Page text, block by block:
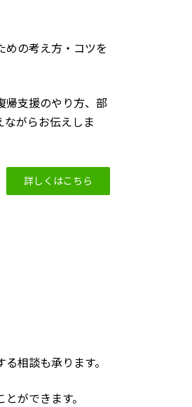
めの考え方・コツを
帰支援のやり方、部
がらお伝えしま
詳しくはこちら
相談も承ります。
ができます。